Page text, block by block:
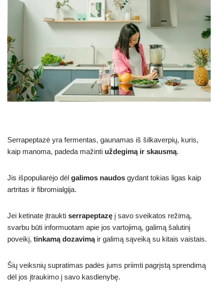
Serrapeptazė yra fermentas, gaunamas iš šilkaverpių, kuris,
kaip manoma, padeda mažinti uždegimą ir skausmą.
Jis išpopuliarėjo dėl galimos naudos gydant tokias ligas kaip
artritas ir fibromialgija.
Jei ketinate įtraukti serrapeptazę į savo sveikatos režimą,
svarbu būti informuotam apie jos vartojimą, galimą šalutinį
poveikį, tinkamą dozavimąir galimą sąveiką su kitais vaistais.
Šių veiksnių supratimas padės jums priimti pagrįstą sprendimą
dėl jos įtraukimo į savo kasdienybę.